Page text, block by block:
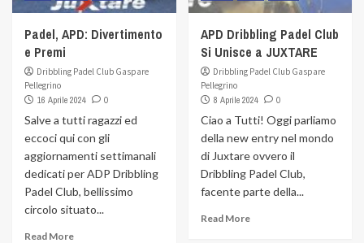
Padel, APD: Divertimento
e Premi
Dribbling Padel Club Gaspare
Pellegrino
16 Aprile 2024
0
Salve a tutti ragazzi ed
eccoci qui con gli
aggiornamenti settimanali
dedicati per ADP Dribbling
Padel Club, bellissimo
circolo situato...
Read More
APD Dribbling Padel Club
Si Unisce a JUXTARE
Dribbling Padel Club Gaspare
Pellegrino
8 Aprile 2024
0
Ciao a Tutti! Oggi parliamo
della new entry nel mondo
di Juxtare ovvero il
Dribbling Padel Club,
facente parte della...
Read More